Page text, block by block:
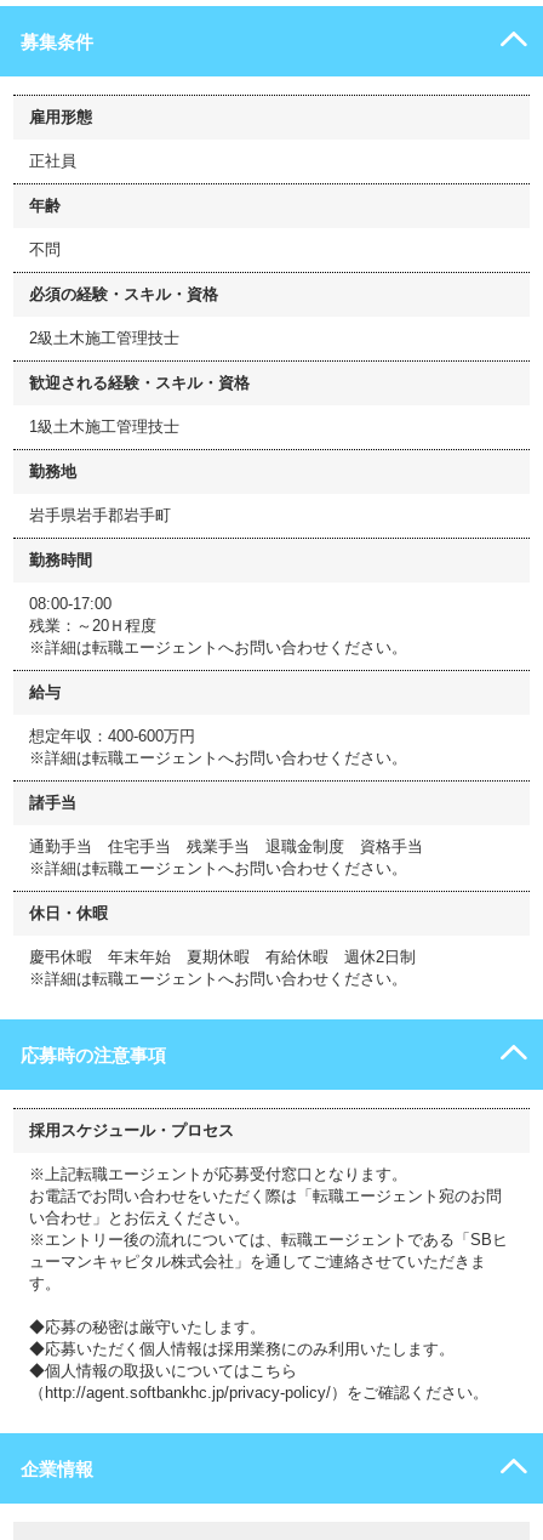
募集条件
雇用形態
正社員
年齢
不問
必須の経験・スキル・資格
2級土木施工管理技士
歓迎される経験・スキル・資格
1級土木施工管理技士
勤務地
岩手県岩手郡岩手町
勤務時間
08:00-17:00
残業：～20Ｈ程度
※詳細は転職エージェントへお問い合わせください。
給与
想定年収：400-600万円
※詳細は転職エージェントへお問い合わせください。
諸手当
通勤手当 住宅手当 残業手当 退職金制度 資格手当
※詳細は転職エージェントへお問い合わせください。
休日・休暇
慶弔休暇 年末年始 夏期休暇 有給休暇 週休2日制
※詳細は転職エージェントへお問い合わせください。
応募時の注意事項
採用スケジュール・プロセス
※上記転職エージェントが応募受付窓口となります。
お電話でお問い合わせをいただく際は「転職エージェント宛のお問
い合わせ」とお伝えください。
※エントリー後の流れについては、転職エージェントである「SBヒ
ューマンキャピタル株式会社」を通してご連絡させていただきま
す。
◆応募の秘密は厳守いたします。
◆応募いただく個人情報は採用業務にのみ利用いたします。
◆個人情報の取扱いについてはこちら
（http://agent.softbankhc.jp/privacy-policy/）をご確認ください。
企業情報